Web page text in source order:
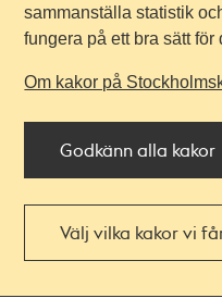
sammanställa statistik
fungera på ett bra sätt för
Om kakor på
Godkänn alla kakor
Välj vilka kakor vi